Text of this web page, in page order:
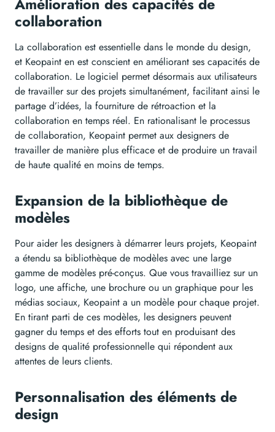
Amélioration des capacités de
collaboration
La collaboration est essentielle dans le monde du design,
et Keopaint en est conscient en améliorant ses capacités de
collaboration. Le logiciel permet désormais aux utilisateurs
de travailler sur des projets simultanément, facilitant ainsi le
partage d’idées, la fourniture de rétroaction et la
collaboration en temps réel. En rationalisant le processus
de collaboration, Keopaint permet aux designers de
travailler de manière plus efficace et de produire un travail
de haute qualité en moins de temps.
Expansion de la bibliothèque de
modèles
Pour aider les designers à démarrer leurs projets, Keopaint
a étendu sa bibliothèque de modèles avec une large
gamme de modèles pré-conçus. Que vous travailliez sur un
logo, une affiche, une brochure ou un graphique pour les
médias sociaux, Keopaint a un modèle pour chaque projet.
En tirant parti de ces modèles, les designers peuvent
gagner du temps et des efforts tout en produisant des
designs de qualité professionnelle qui répondent aux
attentes de leurs clients.
Personnalisation des éléments de
design